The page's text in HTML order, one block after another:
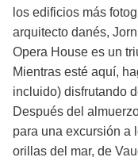
los edificios más
arquitecto danés,
Opera House es un
Mientras esté aquí,
incluido) disfrutando
Después del
para una excursión a
orillas del mar, de